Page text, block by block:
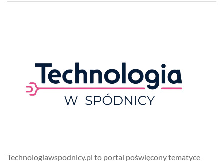
Technologiawspodnicy.pl to portal poświęcony tematyce